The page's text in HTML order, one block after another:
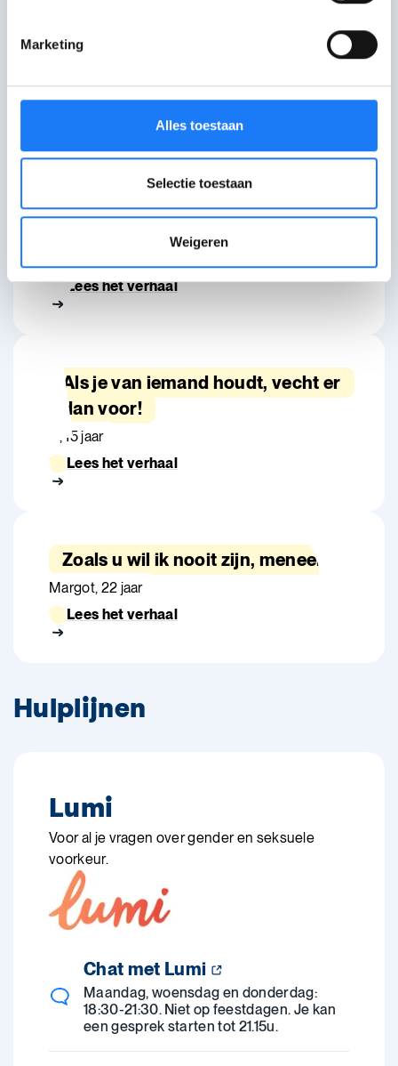
Marketing
Alles toestaan
Selectie toestaan
Weigeren
Mijn vriendinnen hielden niet voor
zichzelf dat ik biseksueel ben
Saar, 18 jaar
Je moet voor jezelf durven
Lees het verhaal
Als je van iemand houdt, vecht er
dan voor!
J., 15 jaar
Lees het verhaal
Zoals u wil ik nooit zijn, meneer.
Margot, 22 jaar
Lees het verhaal
Hulplijnen
Lumi
Voor al je vragen over gender en seksuele
voorkeur.
Chat met Lumi
Maandag, woensdag en donderdag:
18:30-21:30. Niet op feestdagen. Je kan
een gesprek starten tot 21.15u.